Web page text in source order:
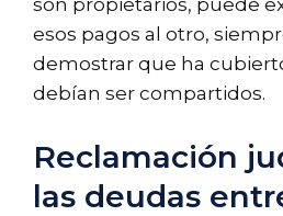
son propietarios, puede
esos pagos al otro,
demostrar que ha
debían ser compartidos.
Reclamación
las deudas